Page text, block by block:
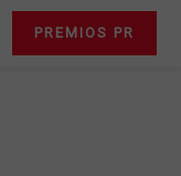
PREMIOS PR